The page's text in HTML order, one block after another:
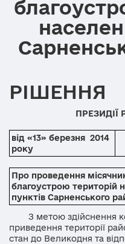
РІШЕННЯ
ПРЕЗИДІЇ
від «13» березня 2014
року
Про проведення
благоустрою територій
пунктів Сарненського
З метою здійснення
приведення території
стан до Великодня та